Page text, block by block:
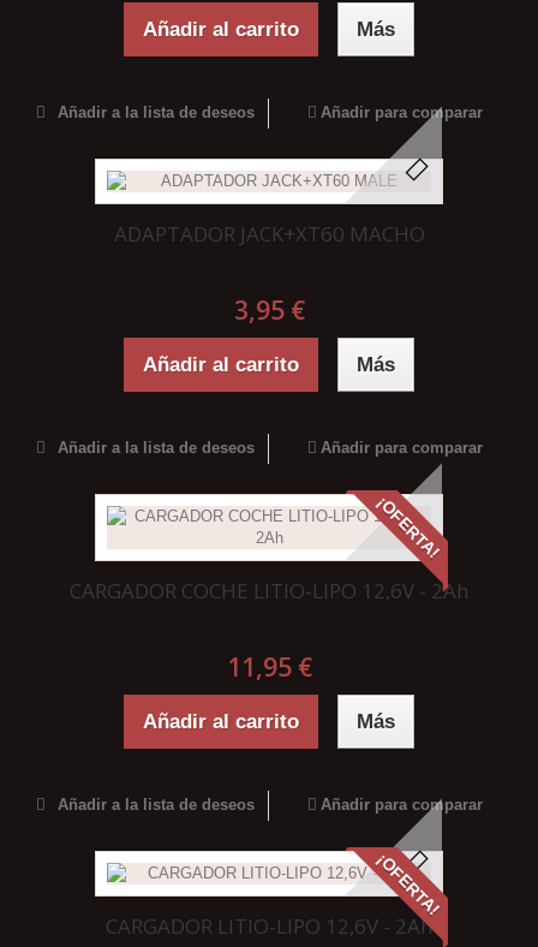
Añadir al carrito Más
Añadir a la lista de deseos Añadir para comparar
ADAPTADOR JACK+XT60 MACHO
3,95 €
Añadir al carrito Más
Añadir a la lista de deseos Añadir para comparar
¡OFERTA!
CARGADOR COCHE LITIO-LIPO 12,6V - 2Ah
11,95 €
Añadir al carrito Más
Añadir a la lista de deseos Añadir para comparar
¡OFERTA!
CARGADOR LITIO-LIPO 12,6V - 2Ah